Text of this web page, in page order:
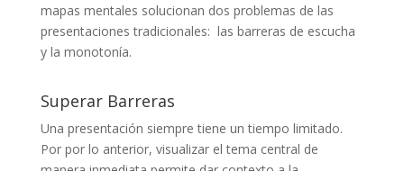
mapas mentales solucionan dos problemas de las
presentaciones tradicionales: las barreras de escucha
y la monotonía.
Superar Barreras
Una presentación siempre tiene un tiempo limitado.
Por por lo anterior, visualizar el tema central de